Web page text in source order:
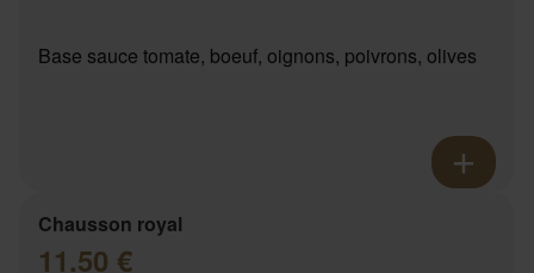
Base sauce tomate, boeuf, oignons, poivrons, olives
Chausson royal
11.50 €